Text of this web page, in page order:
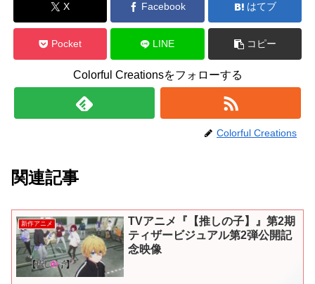
X Facebook はてブ
Pocket LINE コピー
Colorful Creationsをフォローする
Colorful Creations
関連記事
新作アニメ
TVアニメ『【推しの子】』第2期
ティザービジュアル第2弾公開記
念映像